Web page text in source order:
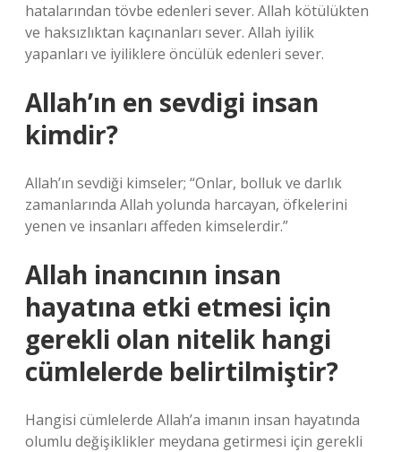
hatalarından tövbe edenleri sever. Allah kötülükten
ve haksızlıktan kaçınanları sever. Allah iyilik
yapanları ve iyiliklere öncülük edenleri sever.
Allah’ın en sevdigi insan
kimdir?
Allah’ın sevdiği kimseler; “Onlar, bolluk ve darlık
zamanlarında Allah yolunda harcayan, öfkelerini
yenen ve insanları affeden kimselerdir.”
Allah inancının insan
hayatına etki etmesi için
gerekli olan nitelik hangi
cümlelerde belirtilmiştir?
Hangisi cümlelerde Allah’a imanın insan hayatında
olumlu değişiklikler meydana getirmesi için gerekli